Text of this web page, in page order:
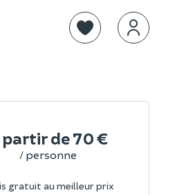
partir de70 €
/ personne
gratuit au meilleur prix